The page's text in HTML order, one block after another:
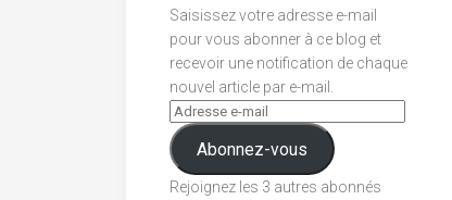
Saisissez votre adresse e-mail
pour vous abonner à ce blog et
recevoir une notification de chaque
nouvel article par e-mail.
Abonnez-vous
Rejoignez les 3 autres abonnés